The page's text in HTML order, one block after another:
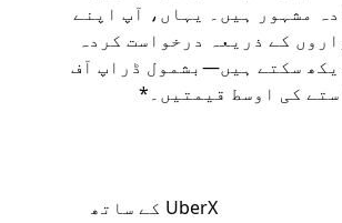
مشہور ہیں۔ یہاں، آپ اپنے
کے ذریعہ درخواست کردہ
سکتے ہیں—بشمول ڈراپ آف
کی اوسط قیمتیں۔*
UberX کے ساتھ